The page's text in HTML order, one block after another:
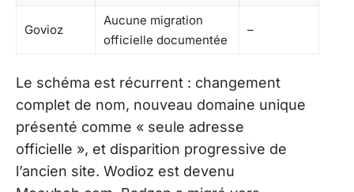
Govioz
Aucune migration
officielle documentée
–
Le schéma est récurrent : changement
complet de nom, nouveau domaine unique
présenté comme « seule adresse
officielle », et disparition progressive de
l’ancien site. Wodioz est devenu